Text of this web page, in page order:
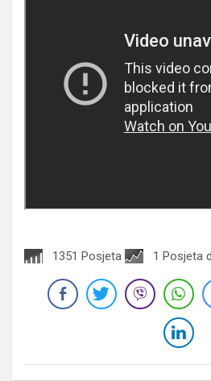
1351 Posjeta 1 Posjeta